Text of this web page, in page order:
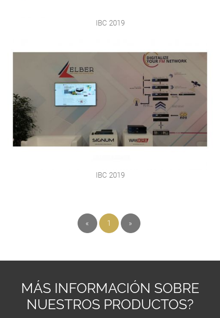
IBC 2019
IBC 2019
« 1 »
MÁS INFORMACIÓN SOBRE
NUESTROS PRODUCTOS?